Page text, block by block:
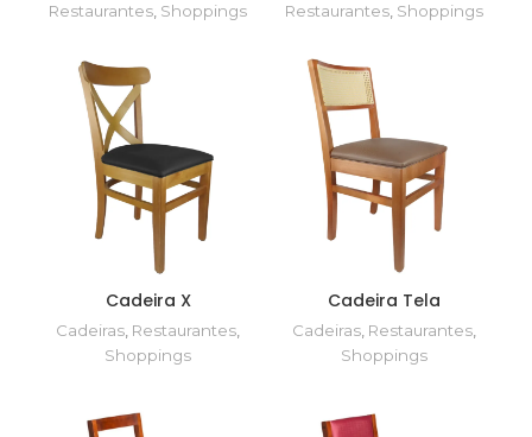
Restaurantes, Shoppings
Restaurantes, Shoppings
Cadeira X
Cadeiras, Restaurantes,
Shoppings
Cadeira Tela
Cadeiras, Restaurantes,
Shoppings